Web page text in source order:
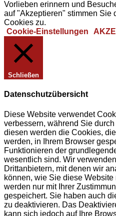
Vorlieben erinnern und
auf "Akzeptieren" stimmen Sie
Cookies zu.
Cookie-Einstellungen
Schließen
Datenschutzübersicht
Diese Website verwendet
verbessern, während Sie
diesen werden die Cookies,
werden, in Ihrem Browser
Funktionieren der
wesentlich sind. Wir
Drittanbietern, mit denen wir
können, wie Sie diese
werden nur mit Ihrer
gespeichert. Sie haben auch
zu deaktivieren. Das
kann sich jedoch auf Ihre